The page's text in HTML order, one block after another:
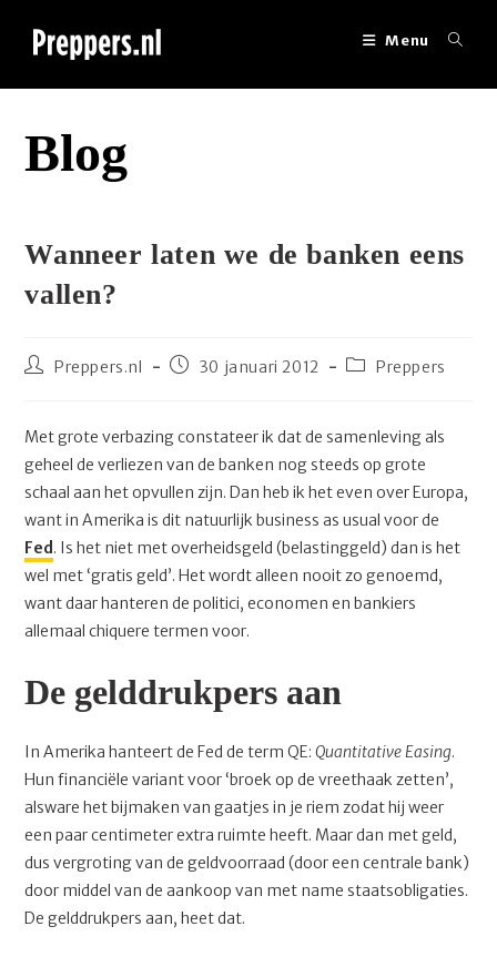
Menu
Blog
Wanneer laten we de banken eens
vallen?
BerichtPreppers.nl
Bericht30 januari 2012 Berichtcategorie:
Preppers
Met grote verbazing constateer ik dat de samenleving als
geheel de verliezen van de banken nog steeds op grote
schaal aan het opvullen zijn. Dan heb ik het even over Europa,
want in Amerika is dit natuurlijk business as usual voor de
Fed . Is het niet met overheidsgeld (belastinggeld) dan is het
wel met ‘gratis geld’. Het wordt alleen nooit zo genoemd,
want daar hanteren de politici, economen en bankiers
allemaal chiquere termen voor.
De gelddrukpers aan
In Amerika hanteert de Fed de term QE:Quantitative Easing.
Hun financiële variant voor ‘broek op de vreethaak zetten’,
alsware het bijmaken van gaatjes in je riem zodat hij weer
een paar centimeter extra ruimte heeft. Maar dan met geld,
dus vergroting van de geldvoorraad (door een centrale bank)
door middel van de aankoop van met name staatsobligaties.
De gelddrukpers aan, heet dat.